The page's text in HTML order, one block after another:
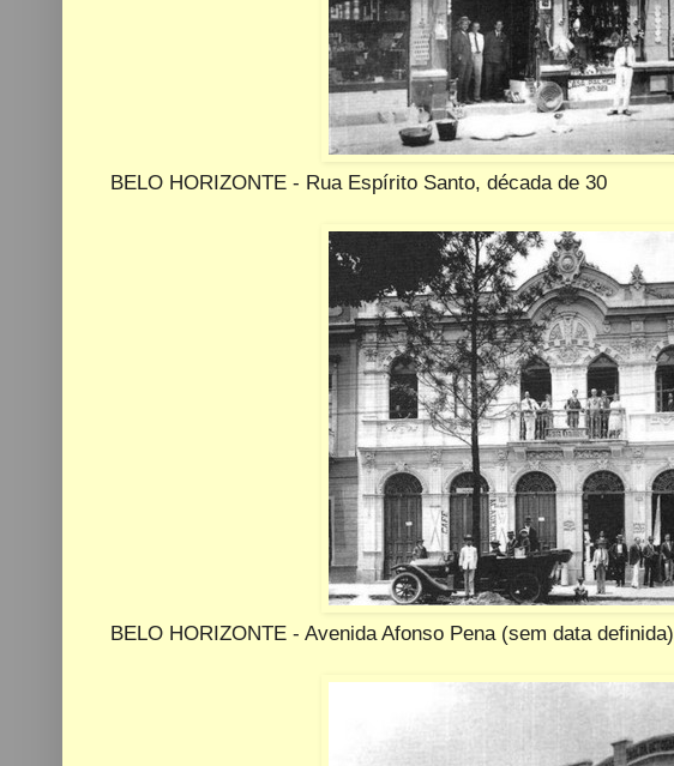
BELO HORIZONTE - Rua Espírito Santo, década de 30
BELO HORIZONTE - Avenida Afonso Pena (sem data definida)